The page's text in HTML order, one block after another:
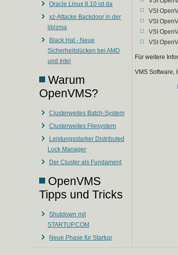
Oracle Linux 8.10 ist da
xz-Attacke Backdoor in der
liblzma
Black Hat - Neue
Sicherheitslücken bei AMD
und Intel
Warum
OpenVMS?
Clusterweites Batch-System
Clusterweites Filesystem
Leistungsstarker Distributed
Lock Manager
Der Cluster als Fundament
OpenVMS
Tipps und Tricks
Shutdown mit
STARTUP.COM
Neue Phase für Startup
VSI
VSI
VSI
VSI
Für weitere
VMS Software,